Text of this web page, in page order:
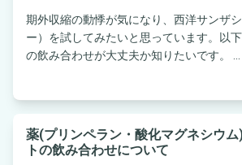
期外収縮の動悸が気になり、西洋サンザ
ー）を試してみたいと思っています。以
の飲み合わせが大丈夫か知りたいです。 ...
薬(プリンペラン・酸化マグネシウ
トの飲み合わせについて